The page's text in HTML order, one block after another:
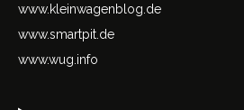
www.kleinwagenblog.de
www.smartpit.de
www.wug.info